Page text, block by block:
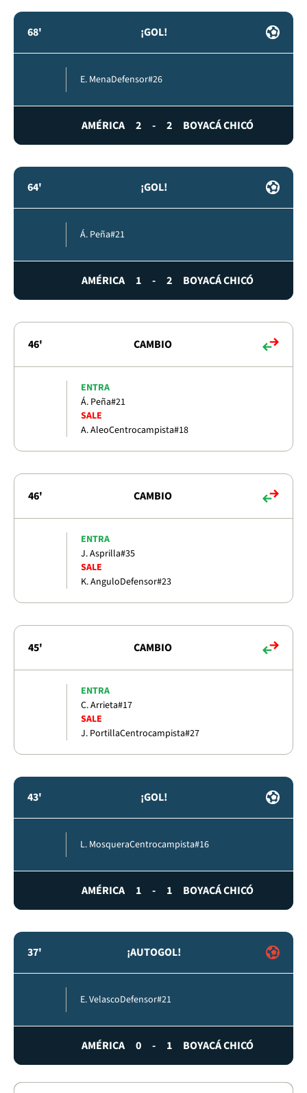
68' ¡GOL!
E. MenaDefensor#26
AMÉRICA 2 - 2 BOYACÁ CHICÓ
64' ¡GOL!
Á. Peña#21
AMÉRICA 1 - 2 BOYACÁ CHICÓ
46' CAMBIO
ENTRA
Á. Peña#21
SALE
A. AleoCentrocampista#18
46' CAMBIO
ENTRA
J. Asprilla#35
SALE
K. AnguloDefensor#23
45' CAMBIO
ENTRA
C. Arrieta#17
SALE
J. PortillaCentrocampista#27
43' ¡GOL!
L. MosqueraCentrocampista#16
AMÉRICA 1 - 1 BOYACÁ CHICÓ
37' ¡AUTOGOL!
E. VelascoDefensor#21
AMÉRICA 0 - 1 BOYACÁ CHICÓ